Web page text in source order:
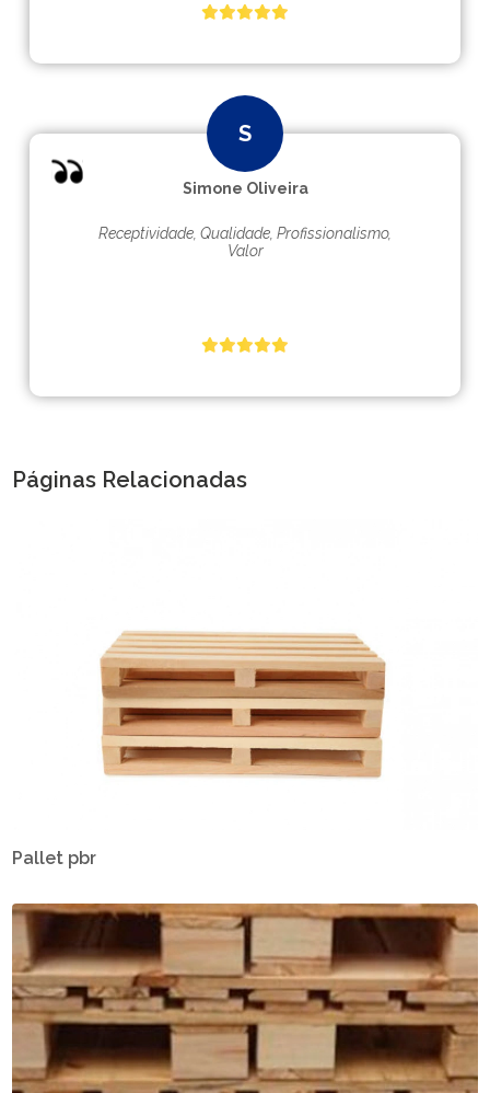
Simone Oliveira
Receptividade, Qualidade, Profissionalismo,
Valor
Páginas Relacionadas
Pallet pbr